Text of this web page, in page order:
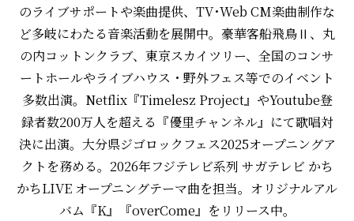
のライブサポートや楽曲提供、TV･Web CM楽曲制作な
ど多岐にわたる音楽活動を展開中。豪華客船飛鳥Ⅱ、丸
の内コットンクラブ、東京スカイツリー、全国のコンサ
ートホールやライブハウス・野外フェス等でのイベント
多数出演。Netflix『Timelesz Project』やYoutube登
録者数200万人を超える『優里チャンネル』にて歌唱対
決に出演。大分県ジゴロックフェス2025オープニングア
クトを務める。2026年フジテレビ系列 サガテレビ かち
かちLIVE オープニングテーマ曲を担当。オリジナルアル
バム『K』『overCome』をリリース中。